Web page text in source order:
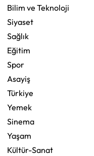
Bilim ve Teknoloji
Siyaset
Sağlık
Eğitim
Spor
Asayiş
Türkiye
Yemek
Sinema
Yaşam
Kültür-Sanat